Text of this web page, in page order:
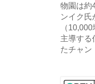
物園は約
ンイク氏
（
主導する
たチャン